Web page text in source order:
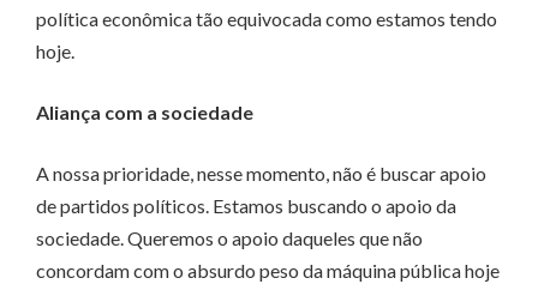
política econômica tão equivocada como estamos tendo
hoje.
Aliança com a sociedade
A nossa prioridade, nesse momento, não é buscar apoio
de partidos políticos. Estamos buscando o apoio da
sociedade. Queremos o apoio daqueles que não
concordam com o absurdo peso da máquina pública hoje